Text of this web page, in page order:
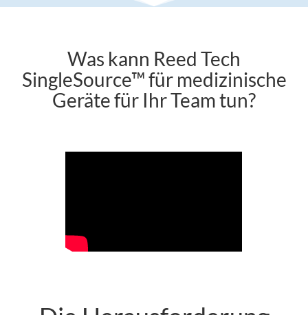
Was kann Reed Tech
SingleSource™ für medizinische
Geräte für Ihr Team tun?